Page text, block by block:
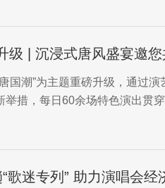
级 | 沉浸式唐风盛宴邀
国潮”为主题重磅升级，通过演
举措，每日60余场特色演出贯
西安铁路局加开3趟“歌迷专列” 助